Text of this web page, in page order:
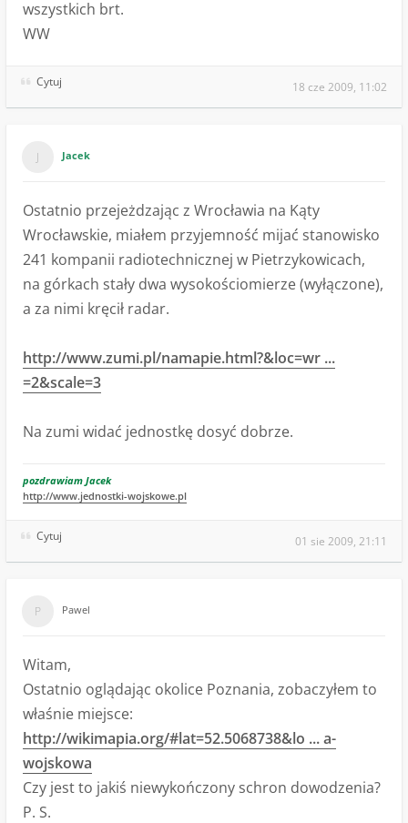
wszystkich brt.
WW
Cytuj 18 cze 2009, 11:02
Jacek
Ostatnio przejeżdzając z Wrocławia na Kąty
Wrocławskie, miałem przyjemność mijać stanowisko
241 kompanii radiotechnicznej w Pietrzykowicach,
na górkach stały dwa wysokościomierze (wyłączone),
a za nimi kręcił radar.
http://www.zumi.pl/namapie.html?&loc=wr ...
=2&scale=3
Na zumi widać jednostkę dosyć dobrze.
pozdrawiam Jacek
http://www.jednostki-wojskowe.pl
Cytuj 01 sie 2009, 21:11
Pawel
Witam,
Ostatnio oglądając okolice Poznania, zobaczyłem to
właśnie miejsce:
http://wikimapia.org/#lat=52.5068738&lo ... a-
wojskowa
Czy jest to jakiś niewykończony schron dowodzenia?
P. S.